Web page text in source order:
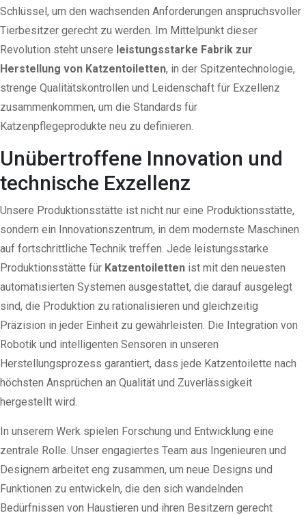
Schlüssel, um den wachsenden Anforderungen anspruchsvoller
Tierbesitzer gerecht zu werden. Im Mittelpunkt dieser
Revolution steht unsere leistungsstarke Fabrik zur
Herstellung von Katzentoiletten, in der Spitzentechnologie,
strenge Qualitätskontrollen und Leidenschaft für Exzellenz
zusammenkommen, um die Standards für
Katzenpflegeprodukte neu zu definieren.
Unübertroffene Innovation und
technische Exzellenz
Unsere Produktionsstätte ist nicht nur eine Produktionsstätte,
sondern ein Innovationszentrum, in dem modernste Maschinen
auf fortschrittliche Technik treffen. Jede leistungsstarke
Produktionsstätte für Katzentoiletten ist mit den neuesten
automatisierten Systemen ausgestattet, die darauf ausgelegt
sind, die Produktion zu rationalisieren und gleichzeitig
Präzision in jeder Einheit zu gewährleisten. Die Integration von
Robotik und intelligenten Sensoren in unseren
Herstellungsprozess garantiert, dass jede Katzentoilette nach
höchsten Ansprüchen an Qualität und Zuverlässigkeit
hergestellt wird.
In unserem Werk spielen Forschung und Entwicklung eine
zentrale Rolle. Unser engagiertes Team aus Ingenieuren und
Designern arbeitet eng zusammen, um neue Designs und
Funktionen zu entwickeln, die den sich wandelnden
Bedürfnissen von Haustieren und ihren Besitzern gerecht